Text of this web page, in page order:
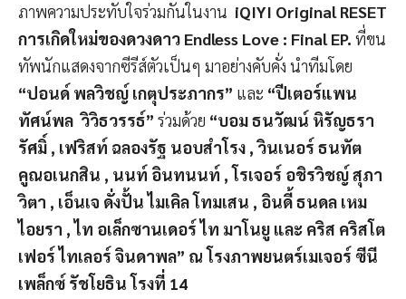
ภาพความประทับใจร่วมกันในงาน iQIYI Original RESET
การเกิดใหม่ของดวงดาว Endless Love : Final EP. ที่ขน
ทัพนักแสดงจากซีรีส์ตัวเป็นๆ มาอย่างคับคั่ง นำทีมโดย
“ปอนด์ พลวิชญ์ เกตุประภากร” และ “ปีเตอร์แพน
ทัศน์พล วิวิธวรรธ์” ร่วมด้วย “บอม ธนวัฒน์ หิรัญธรา
รัศมิ์ , เฟริสท์ ฉลองรัฐ นอบสำโรง , วินเนอร์ ธนทัต
คูณอเนกสิน , นนท์ อินทนนท์ , โรเจอร์ อชิรวิชญ์ สุภา
วิตา , เอ็นเจ ดั่งปั้น ไมเคิล โทมเสน , อินดี้ ธนดล เหม
ไอยรา , ไท อเล็กซานเดอร์ ไท มาโนยู และ คริส คริสโต
เฟอร์ ไทเลอร์ จินดาพล” ณ โรงภาพยนตร์เมเจอร์ ซีนี
เพล็กซ์ รัชโยธิน โรงที่ 14